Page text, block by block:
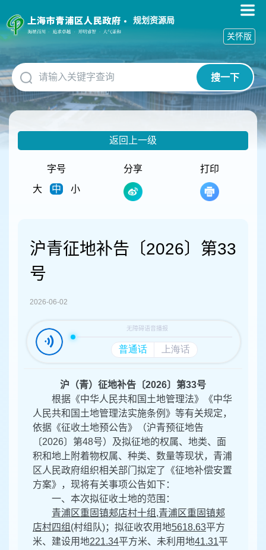
障
碍
作
说
明
跳
到
网
规划资源局
搜一下
关怀版
返回上一级
字号
大
中 小
分享 打印
沪青征地补告〔2026〕第33
号
2026-06-02
沪（青）征地补告〔2026〕第33号
根据《中华人民共和国土地管理法》《中华
人民共和国土地管理法实施条例》等有关规定，
依据《征收土地预公告》（沪青预征地告
〔2026〕第48号）及拟征地的权属、地类、面
积和地上附着物权属、种类、数量等现状， 青浦
区人民政府组织相关部门拟定了《征地补偿安置
方案》，现将有关事项公告如下：
一、本次拟征收土地的范围：
青浦区重固镇郏店村十组,青浦区重固镇郏
店村四组 (村组队)；拟征收农用地5618.63平方
米、建设用地221.34平方米、未利用地41.31平